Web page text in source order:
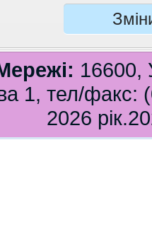
16600,
1, тел/
2026